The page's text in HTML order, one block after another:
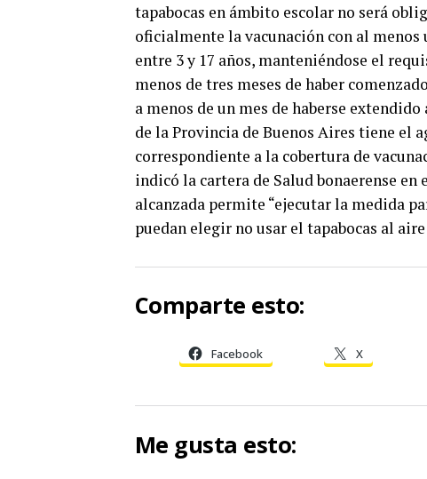
tapabocas en ámbito escolar no será
oficialmente la vacunación con al menos
entre 3 y 17 años, manteniéndose el
menos de tres meses de haber
a menos de un mes de haberse
de la Provincia de Buenos Aires tiene el
correspondiente a la cobertura de
indicó la cartera de Salud bonaerense
alcanzada permite “ejecutar la medida
puedan elegir no usar el tapabocas al
Comparte esto:
Facebook X
Me gusta esto: